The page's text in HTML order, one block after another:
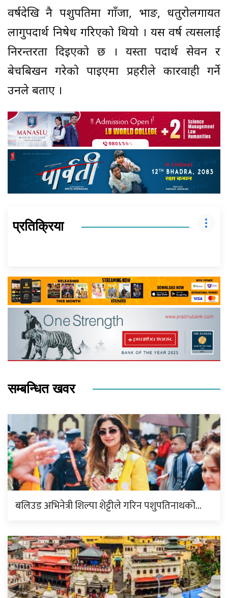
वर्षदेखि नै पशुपतिमा गाँजा, भाङ, धतुरोलगायत
लागुपदार्थ निषेध गरिएको थियो । यस वर्ष त्यसलाई
निरन्तरता दिइएको छ । यस्ता पदार्थ सेवन र
बेचबिखन गरेको पाइएमा प्रहरीले कारवाही गर्ने
उनले बताए ।
प्रतिक्रिया
सम्बन्धित खवर
बलिउड अभिनेत्री शिल्पा शेट्टीले गरिन पशुपतिनाथको…